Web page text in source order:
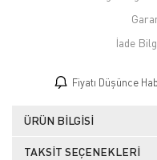
İade
Fiyatı Düşünce
ÜRÜN BILGISI
TAKSIT SEÇENEKLERI